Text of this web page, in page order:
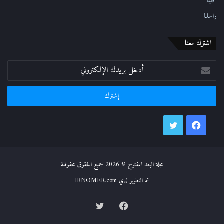
راسلنا
اشترك معنا
أدخل
بريدك
الإلكتروني
فيسبوك
مجلة البعد المفتوح © 2026 جميع الحقوق محفوظة
تم التطوير لدي IBNOMER.com
فيسبوك